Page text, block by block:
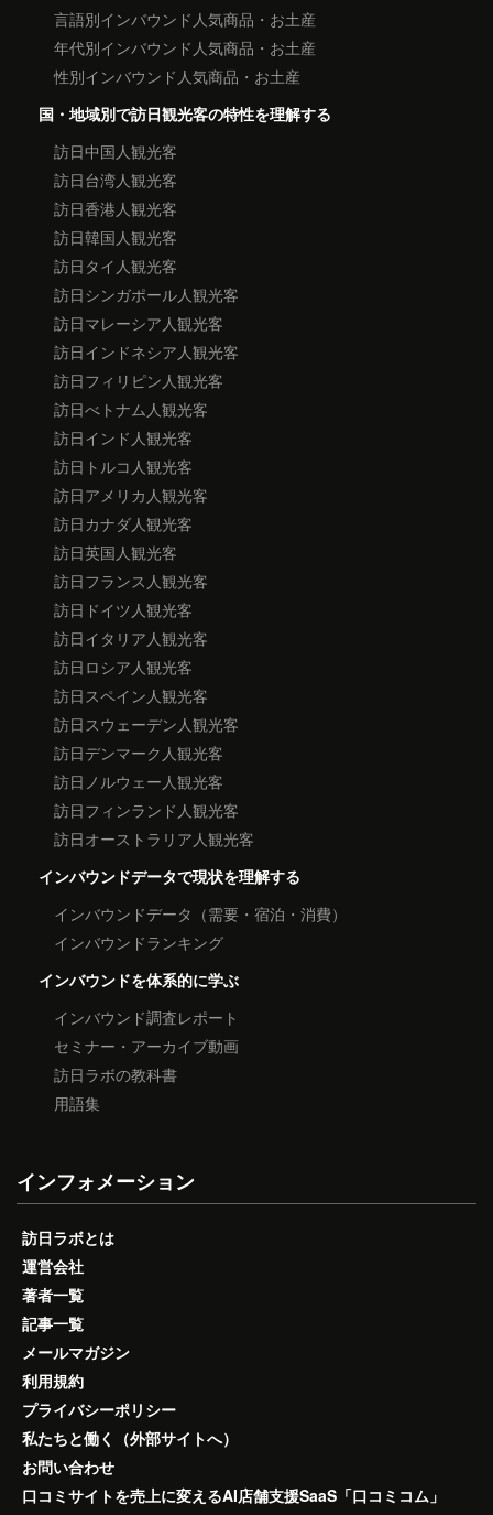
言語別インバウンド人気商品・お土産
年代別インバウンド人気商品・お土産
性別インバウンド人気商品・お土産
国・地域別で訪日観光客の特性を理解する
訪日中国人観光客
訪日台湾人観光客
訪日香港人観光客
訪日韓国人観光客
訪日タイ人観光客
訪日シンガポール人観光客
訪日マレーシア人観光客
訪日インドネシア人観光客
訪日フィリピン人観光客
訪日べトナム人観光客
訪日インド人観光客
訪日トルコ人観光客
訪日アメリカ人観光客
訪日カナダ人観光客
訪日英国人観光客
訪日フランス人観光客
訪日ドイツ人観光客
訪日イタリア人観光客
訪日ロシア人観光客
訪日スペイン人観光客
訪日スウェーデン人観光客
訪日デンマーク人観光客
訪日ノルウェー人観光客
訪日フィンランド人観光客
訪日オーストラリア人観光客
インバウンドデータで現状を理解する
インバウンドデータ（需要・宿泊・消費）
インバウンドランキング
インバウンドを体系的に学ぶ
インバウンド調査レポート
セミナー・アーカイブ動画
訪日ラボの教科書
用語集
インフォメーション
訪日ラボとは
運営会社
著者一覧
記事一覧
メールマガジン
利用規約
プライバシーポリシー
私たちと働く（外部サイトへ）
お問い合わせ
口コミサイトを売上に変えるAI店舗支援SaaS「口コミコム」